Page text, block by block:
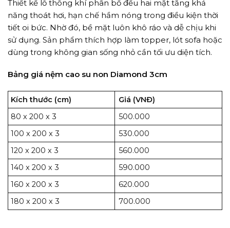
Thiết kế lỗ thông khí phân bổ đều hai mặt tăng khả
năng thoát hơi, hạn chế hầm nóng trong điều kiện thời
tiết oi bức. Nhờ đó, bề mặt luôn khô ráo và dễ chịu khi
sử dụng. Sản phẩm thích hợp làm topper, lót sofa hoặc
dùng trong không gian sống nhỏ cần tối ưu diện tích.
Bảng giá nệm cao su non Diamond 3cm
Kích thước (cm)
Giá (VNĐ)
80 x 200 x 3
500.000
100 x 200 x 3
530.000
120 x 200 x 3
560.000
140 x 200 x 3
590.000
160 x 200 x 3
620.000
180 x 200 x 3
700.000